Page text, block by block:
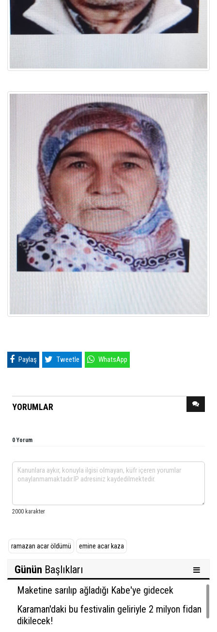
Paylaş Tweetle WhatsApp
YORUMLAR
0 Yorum
ramazan acar öldümü emine acar kaza
Günün Başlıkları
Maketine sarılıp ağladığı Kabe'ye gidecek
Karaman'daki bu festivalin geliriyle 2 milyon fidan
dikilecek!